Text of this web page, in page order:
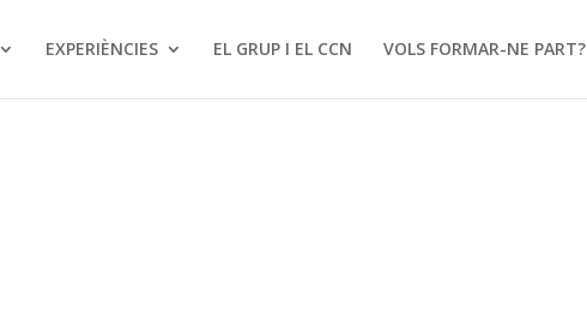
EXPERIÈNCIES EL GRUP I EL CCN VOLS FORMAR-NE PART?